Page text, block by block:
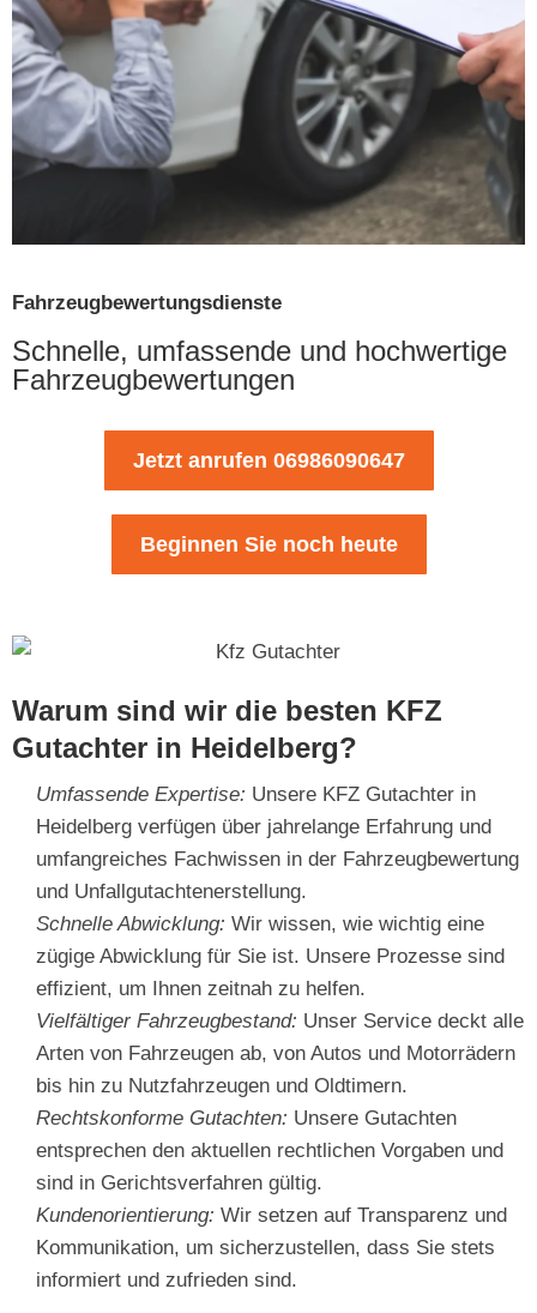
Fahrzeugbewertungsdienste
Schnelle, umfassende und hochwertige
Fahrzeugbewertungen
Jetzt anrufen 06986090647
Beginnen Sie noch heute
Warum sind wir die besten KFZ
Gutachter in Heidelberg?
Umfassende Expertise: Unsere KFZ Gutachter in
Heidelberg verfügen über jahrelange Erfahrung und
umfangreiches Fachwissen in der Fahrzeugbewertung
und Unfallgutachtenerstellung.
Schnelle Abwicklung: Wir wissen, wie wichtig eine
zügige Abwicklung für Sie ist. Unsere Prozesse sind
effizient, um Ihnen zeitnah zu helfen.
Vielfältiger Fahrzeugbestand: Unser Service deckt alle
Arten von Fahrzeugen ab, von Autos und Motorrädern
bis hin zu Nutzfahrzeugen und Oldtimern.
Rechtskonforme Gutachten: Unsere Gutachten
entsprechen den aktuellen rechtlichen Vorgaben und
sind in Gerichtsverfahren gültig.
Kundenorientierung: Wir setzen auf Transparenz und
Kommunikation, um sicherzustellen, dass Sie stets
informiert und zufrieden sind.